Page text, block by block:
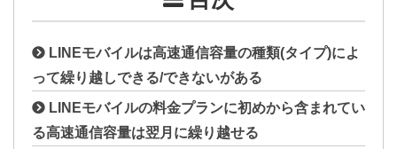
LINEモバイルは高速通信容量の種類(タイプ)によ
って繰り越しできる/できないがある
LINEモバイルの料金プランに初めから含まれてい
る高速通信容量は翌月に繰り越せる